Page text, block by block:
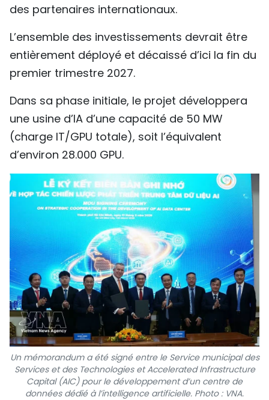
des partenaires internationaux.
L’ensemble des investissements devrait être
entièrement déployé et décaissé d’ici la fin du
premier trimestre 2027.
Dans sa phase initiale, le projet développera
une usine d’IA d’une capacité de 50 MW
(charge IT/GPU totale), soit l’équivalent
d’environ 28.000 GPU.
Un mémorandum a été signé entre le Service municipal des
Services et des Technologies et Accelerated Infrastructure
Capital (AIC) pour le développement d’un centre de
données dédié à l’intelligence artificielle. Photo : VNA.